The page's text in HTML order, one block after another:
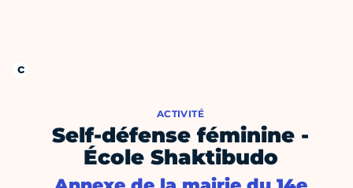
ACTIVITÉ
Self-défense féminine -
École Shaktibudo